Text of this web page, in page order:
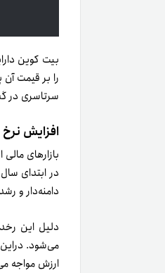
بیت کوین
سرتاسری در
افزایش نرخ
دامنه‌دار و
دلیل این
می‌شود.
ارزش مواجه